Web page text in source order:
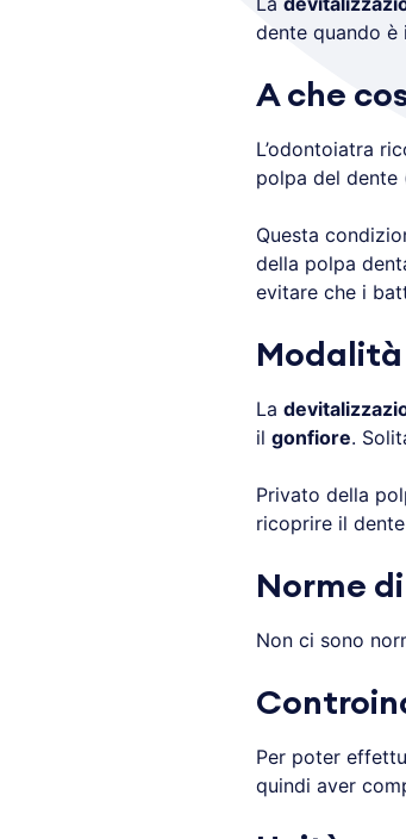
dente quando è
A che
L’odontoiatra
polpa del dente
Questa
della polpa
evitare che i
La
il gonfiore.
Privato della
ricoprire il
Norme
Non ci sono
Per poter
quindi aver